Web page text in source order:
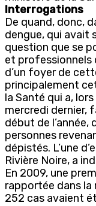
Interrogations
De quand, donc,
dengue, qui avait
question que se
et professionnels
d’un foyer de
principalement
la Santé qui a,
mercredi dernier,
début de l’année,
personnes
dépistés. L’une
Rivière Noire, a
En 2009, une
rapportée dans la
252 cas avaient